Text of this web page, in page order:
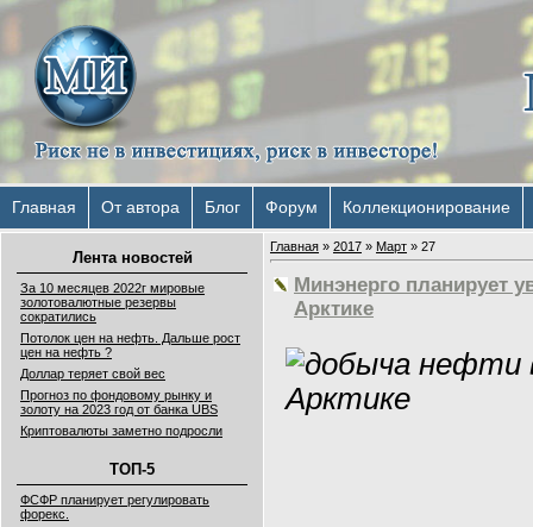
Главная От автора Блог Форум Коллекционирование
Лента новостей
За 10 месяцев 2022г мировые
золотовалютные резервы
сократились
Потолок цен на нефть. Дальше рост
цен на нефть ?
Доллар теряет свой вес
Прогноз по фондовому рынку и
золоту на 2023 год от банка UBS
Криптовалюты заметно подросли
ТОП-5
ФСФР планирует регулировать
форекс.
Главная » 2017 » Март » 27
Минэнерго планирует
Арктике